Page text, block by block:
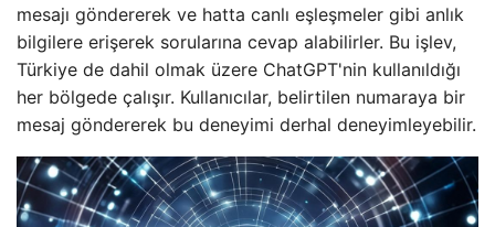
mesajı göndererek ve hatta canlı eşleşmeler gibi anlık
bilgilere erişerek sorularına cevap alabilirler. Bu işlev,
Türkiye de dahil olmak üzere ChatGPT'nin kullanıldığı
her bölgede çalışır. Kullanıcılar, belirtilen numaraya bir
mesaj göndererek bu deneyimi derhal deneyimleyebilir.